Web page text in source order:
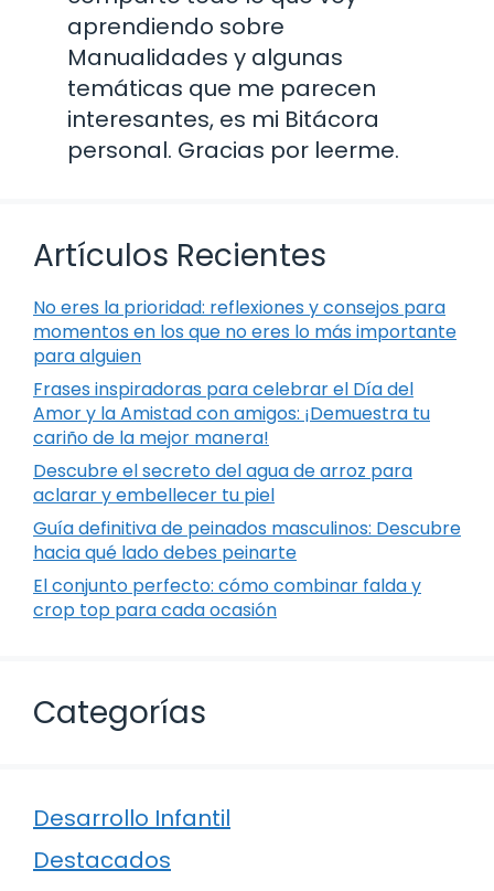
aprendiendo sobre
Manualidades y algunas
temáticas que me parecen
interesantes, es mi Bitácora
personal. Gracias por leerme.
Artículos Recientes
No eres la prioridad: reflexiones y consejos para
momentos en los que no eres lo más importante
para alguien
Frases inspiradoras para celebrar el Día del
Amor y la Amistad con amigos: ¡Demuestra tu
cariño de la mejor manera!
Descubre el secreto del agua de arroz para
aclarar y embellecer tu piel
Guía definitiva de peinados masculinos: Descubre
hacia qué lado debes peinarte
El conjunto perfecto: cómo combinar falda y
crop top para cada ocasión
Categorías
Desarrollo Infantil
Destacados